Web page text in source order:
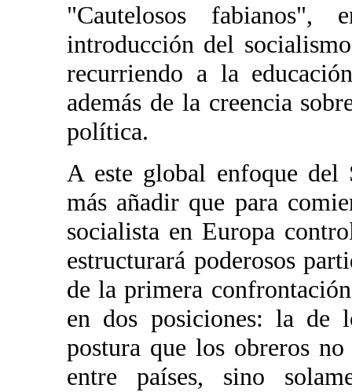
"Cautelosos
introducción del
recurriendo a la
además de la creencia
política.
A este global enfoque del
más añadir que para
socialista en Europa
estructurará poderosos
de la primera
en dos posiciones: la de
postura que los obreros
entre países, sino